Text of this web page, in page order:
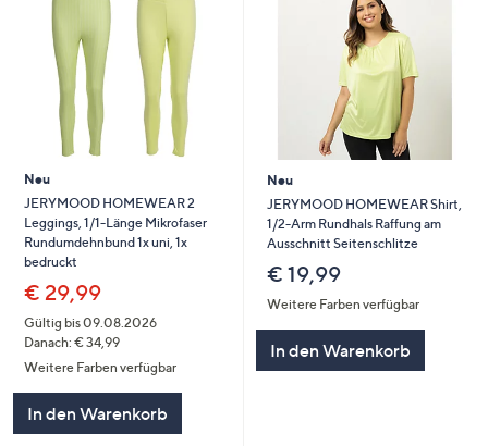
Neu
JERYMOOD HOMEWEAR 2
Leggings, 1/1-Länge Mikrofaser
Rundumdehnbund 1x uni, 1x
bedruckt
€ 29,99
Gültig bis 09.08.2026
Danach: € 34,99
Weitere Farben verfügbar
In den Warenkorb
Neu
JERYMOOD HOMEWEAR Shirt,
1/2-Arm Rundhals Raffung am
Ausschnitt Seitenschlitze
€ 19,99
Weitere Farben verfügbar
In den Warenkorb